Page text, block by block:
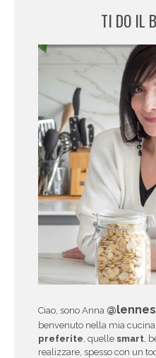
TI DO IL
Ciao, sono Anna
benvenuto nella mia
preferite , quelle smart ,
realizzare, spesso con un